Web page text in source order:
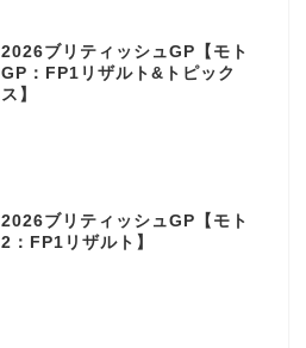
2026ブリティッシュGP【モト
GP：FP1リザルト&トピック
ス】
2026ブリティッシュGP【モト
2：FP1リザルト】